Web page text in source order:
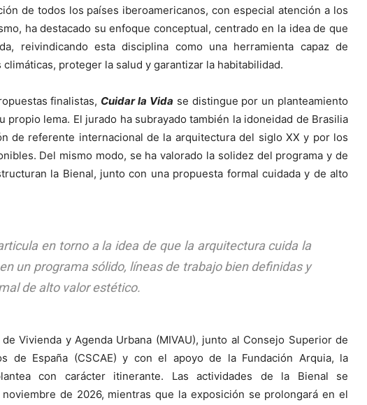
de todos los países iberoamericanos, con especial atención a los
ha destacado su enfoque conceptual, centrado en la idea de que
reivindicando esta disciplina como una herramienta capaz de
proteger la salud y garantizar la habitabilidad.
finalistas, Cuidar la Vida se distingue por un planteamiento
propio lema. El jurado ha subrayado también la idoneidad de Brasilia
de referente internacional de la arquitectura del siglo XX y por los
Del mismo modo, se ha valorado la solidez del programa y de
la Bienal, junto con una propuesta formal cuidada y de alto
en torno a la idea de que la arquitectura cuida la
un programa sólido, líneas de trabajo bien definidas y
de alto valor estético.
Vivienda y Agenda Urbana (MIVAU), junto al Consejo Superior de
de España (CSCAE) y con el apoyo de la Fundación Arquia, la
con carácter itinerante. Las actividades de la Bienal se
de 2026, mientras que la exposición se prolongará en el